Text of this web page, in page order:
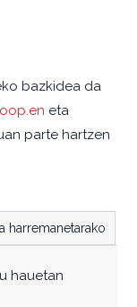
bazkidea da
eta
parte hartzen
harremanetarako
hauetan